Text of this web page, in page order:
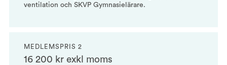
ventilation och SKVP Gymnasielärare.
MEDLEMSPRIS 2
16 200 kr exkl moms